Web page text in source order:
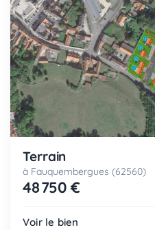
Terrain
à Fauquembergues (62560)
48 750 €
Voir le bien